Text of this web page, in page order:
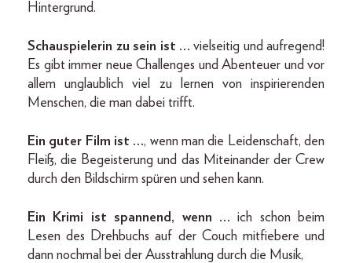
Hintergrund.
Schauspielerin zu sein ist … vielseitig und aufregend!
Es gibt immer neue Challenges und Abenteuer und vor
allem unglaublich viel zu lernen von inspirierenden
Menschen, die man dabei trifft.
Ein guter Film ist …, wenn man die Leidenschaft, den
Fleiß, die Begeisterung und das Miteinander der Crew
durch den Bildschirm spüren und sehen kann.
Ein Krimi ist spannend, wenn …ich schon beim
Lesen des Drehbuchs auf der Couch mitfiebere und
dann nochmal bei der Ausstrahlung durch die Musik,